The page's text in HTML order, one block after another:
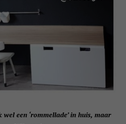
een ‘rommellade’ in huis, maar